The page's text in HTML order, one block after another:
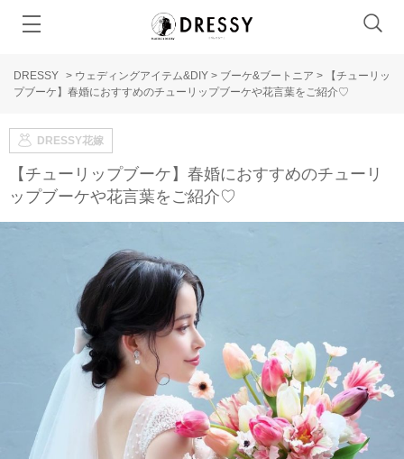
DRESSY > ウェディングアイテム&DIY > ブーケ&ブートニア >
【チューリッ
プブーケ】春婚におすすめのチューリップブーケや花言葉をご紹介♡
DRESSY花嫁
【チューリップブーケ】春婚におすすめのチューリ
ップブーケや花言葉をご紹介♡